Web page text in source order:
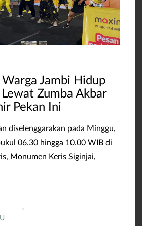
Jambi Hidup
Zumba Akbar
Pekan Ini
diselenggarakan pada Minggu,
06.30 hingga 10.00 WIB di
Monumen Keris Siginjai,